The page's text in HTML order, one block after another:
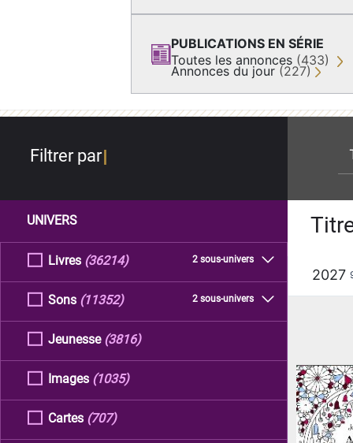
PUBLICATIONS EN SÉRIE
Toutes les annonces (433)
Annonces du jour (227)
Filtrer par
UNIVERS
Livres 2 sous-univers
(36214)
Sons 2 sous-univers
(11352)
Jeunesse (3816)
Images (1035)
Cartes (707)
2027